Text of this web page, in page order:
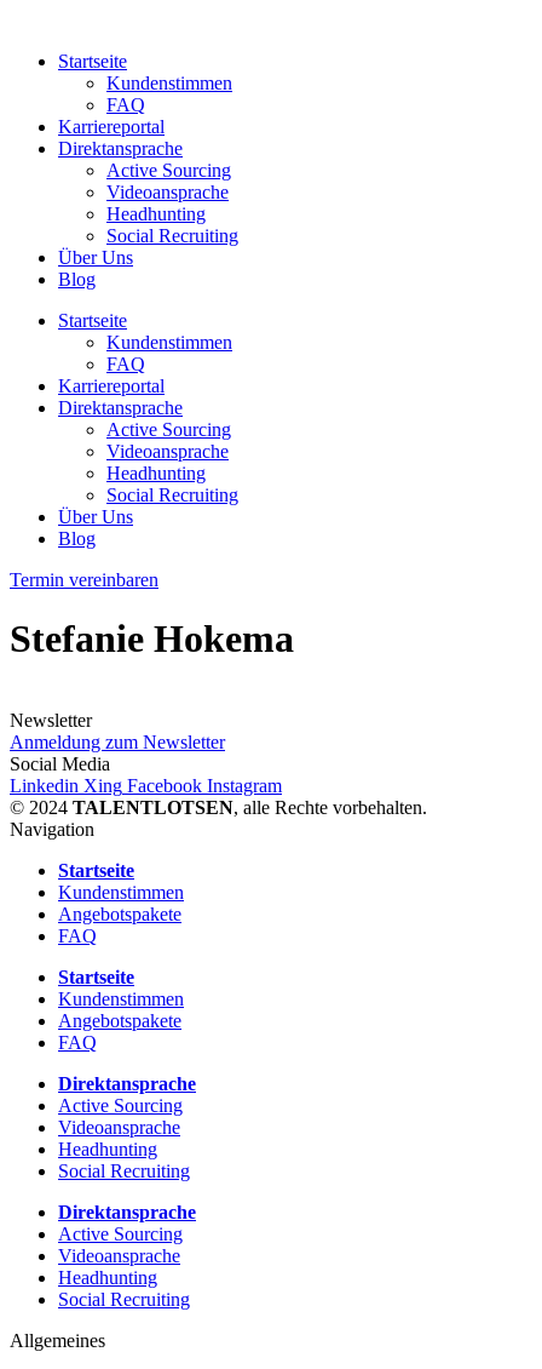
springenStartseite
Kundenstimmen
FAQ
Karriereportal
Direktansprache
Active Sourcing
Videoansprache
Headhunting
Social Recruiting
Über Uns
Blog
Startseite
Kundenstimmen
FAQ
Karriereportal
Direktansprache
Active Sourcing
Videoansprache
Headhunting
Social Recruiting
Über Uns
Blog
Termin vereinbaren
Stefanie Hokema
Newsletter
Anmeldung zum Newsletter
Social Media
Linkedin Xing Facebook Instagram
© 2024 TALENTLOTSEN, alle Rechte vorbehalten.
Navigation
Startseite
Kundenstimmen
Angebotspakete
FAQ
Startseite
Kundenstimmen
Angebotspakete
FAQ
Direktansprache
Active Sourcing
Videoansprache
Headhunting
Social Recruiting
Direktansprache
Active Sourcing
Videoansprache
Headhunting
Social Recruiting
Allgemeines